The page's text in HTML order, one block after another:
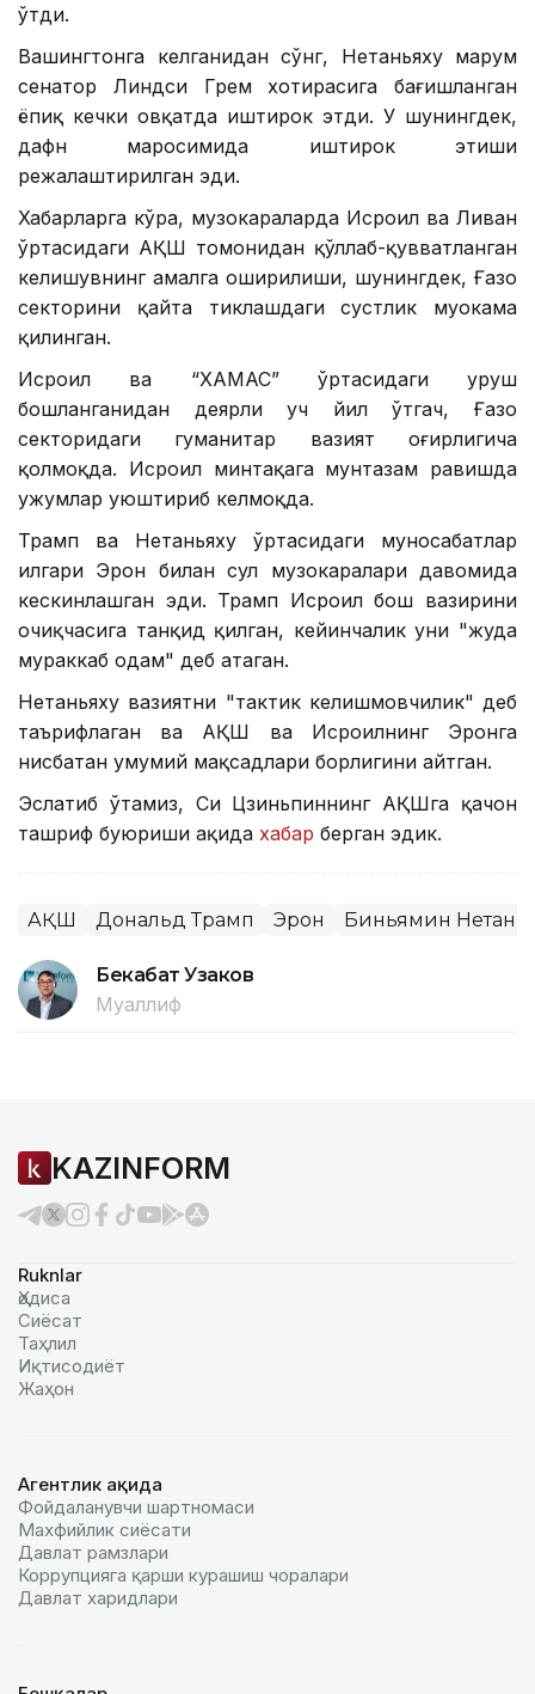
ўтди.
Вашингтонга келганидан сўнг, Нетаньяху марҳум
сенатор Линдси Грем хотирасига бағишланган
ёпиқ кечки овқатда иштирок этди. У шунингдек,
дафн маросимида иштирок этиши
режалаштирилган эди.
Хабарларга кўра, музокараларда Исроил ва Ливан
ўртасидаги АҚШ томонидан қўллаб-қувватланган
келишувнинг амалга оширилиши, шунингдек, Ғазо
секторини қайта тиклашдаги сустлик муҳокама
қилинган.
Исроил ва “ХАМАС” ўртасидаги уруш
бошланганидан деярли уч йил ўтгач, Ғазо
секторидаги гуманитар вазият оғирлигича
қолмоқда. Исроил минтақага мунтазам равишда
ҳужумлар уюштириб келмоқда.
Трамп ва Нетаньяху ўртасидаги муносабатлар
илгари Эрон билан сулҳ музокаралари давомида
кескинлашган эди. Трамп Исроил бош вазирини
очиқчасига танқид қилган, кейинчалик уни "жуда
мураккаб одам" деб атаган.
Нетаньяху вазиятни "тактик келишмовчилик" деб
таърифлаган ва АҚШ ва Исроилнинг Эронга
нисбатан умумий мақсадлари борлигини айтган.
Эслатиб ўтамиз, Си Цзиньпиннинг АҚШга қачон
ташриф буюриши ҳақида хабар берган эдик.
АҚШ Дональд Трамп Эрон Биньямин
Бекабат Узаков
Муаллиф
KAZINFORM
Ruknlar
Ҳодиса
Сиёсат
Таҳлил
Иқтисодиёт
Жаҳон
Агентлик ҳақида
Фойдаланувчи шартномаси
Махфийлик сиёсати
Давлат рамзлари
Коррупцияга қарши курашиш чоралари
Давлат харидлари